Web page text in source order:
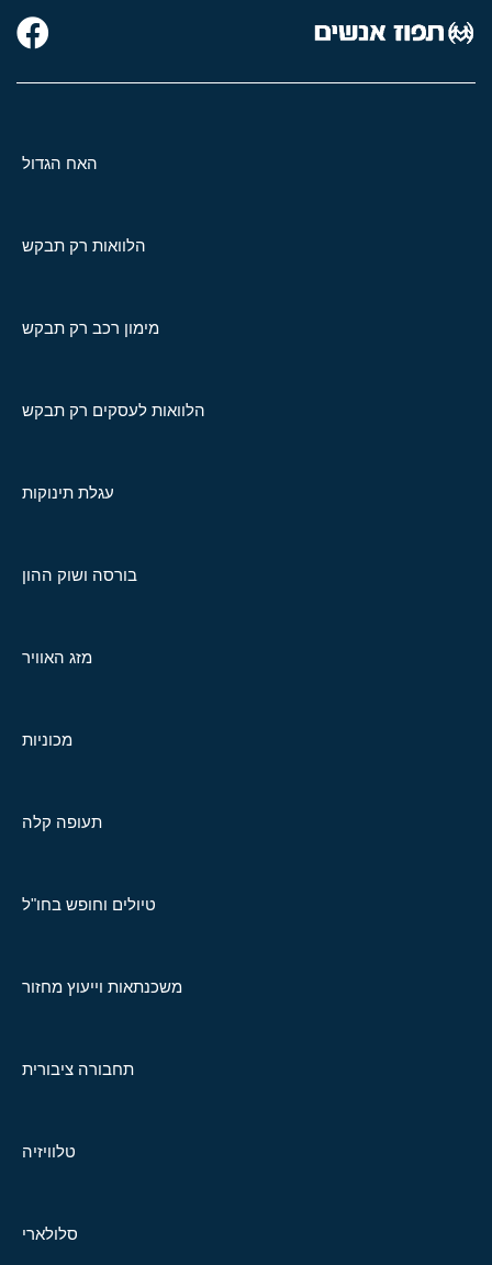
האח הגדול
הלוואות רק תבקש
מימון רכב רק תבקש
הלוואות לעסקים רק תבקש
עגלת תינוקות
בורסה ושוק ההון
מזג האוויר
מכוניות
תעופה קלה
טיולים וחופש בחו"ל
משכנתאות וייעוץ מחזור
תחבורה ציבורית
טלוויזיה
סלולארי